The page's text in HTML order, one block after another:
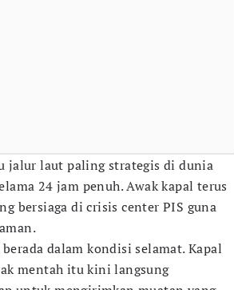
jalur laut paling strategis di dunia
24 jam penuh. Awak kapal terus
bersiaga di crisis center PIS guna
dalam kondisi selamat. Kapal
mentah itu kini langsung